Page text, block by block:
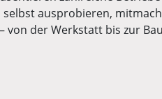
ausprobieren,
von der Werkstatt bis zur